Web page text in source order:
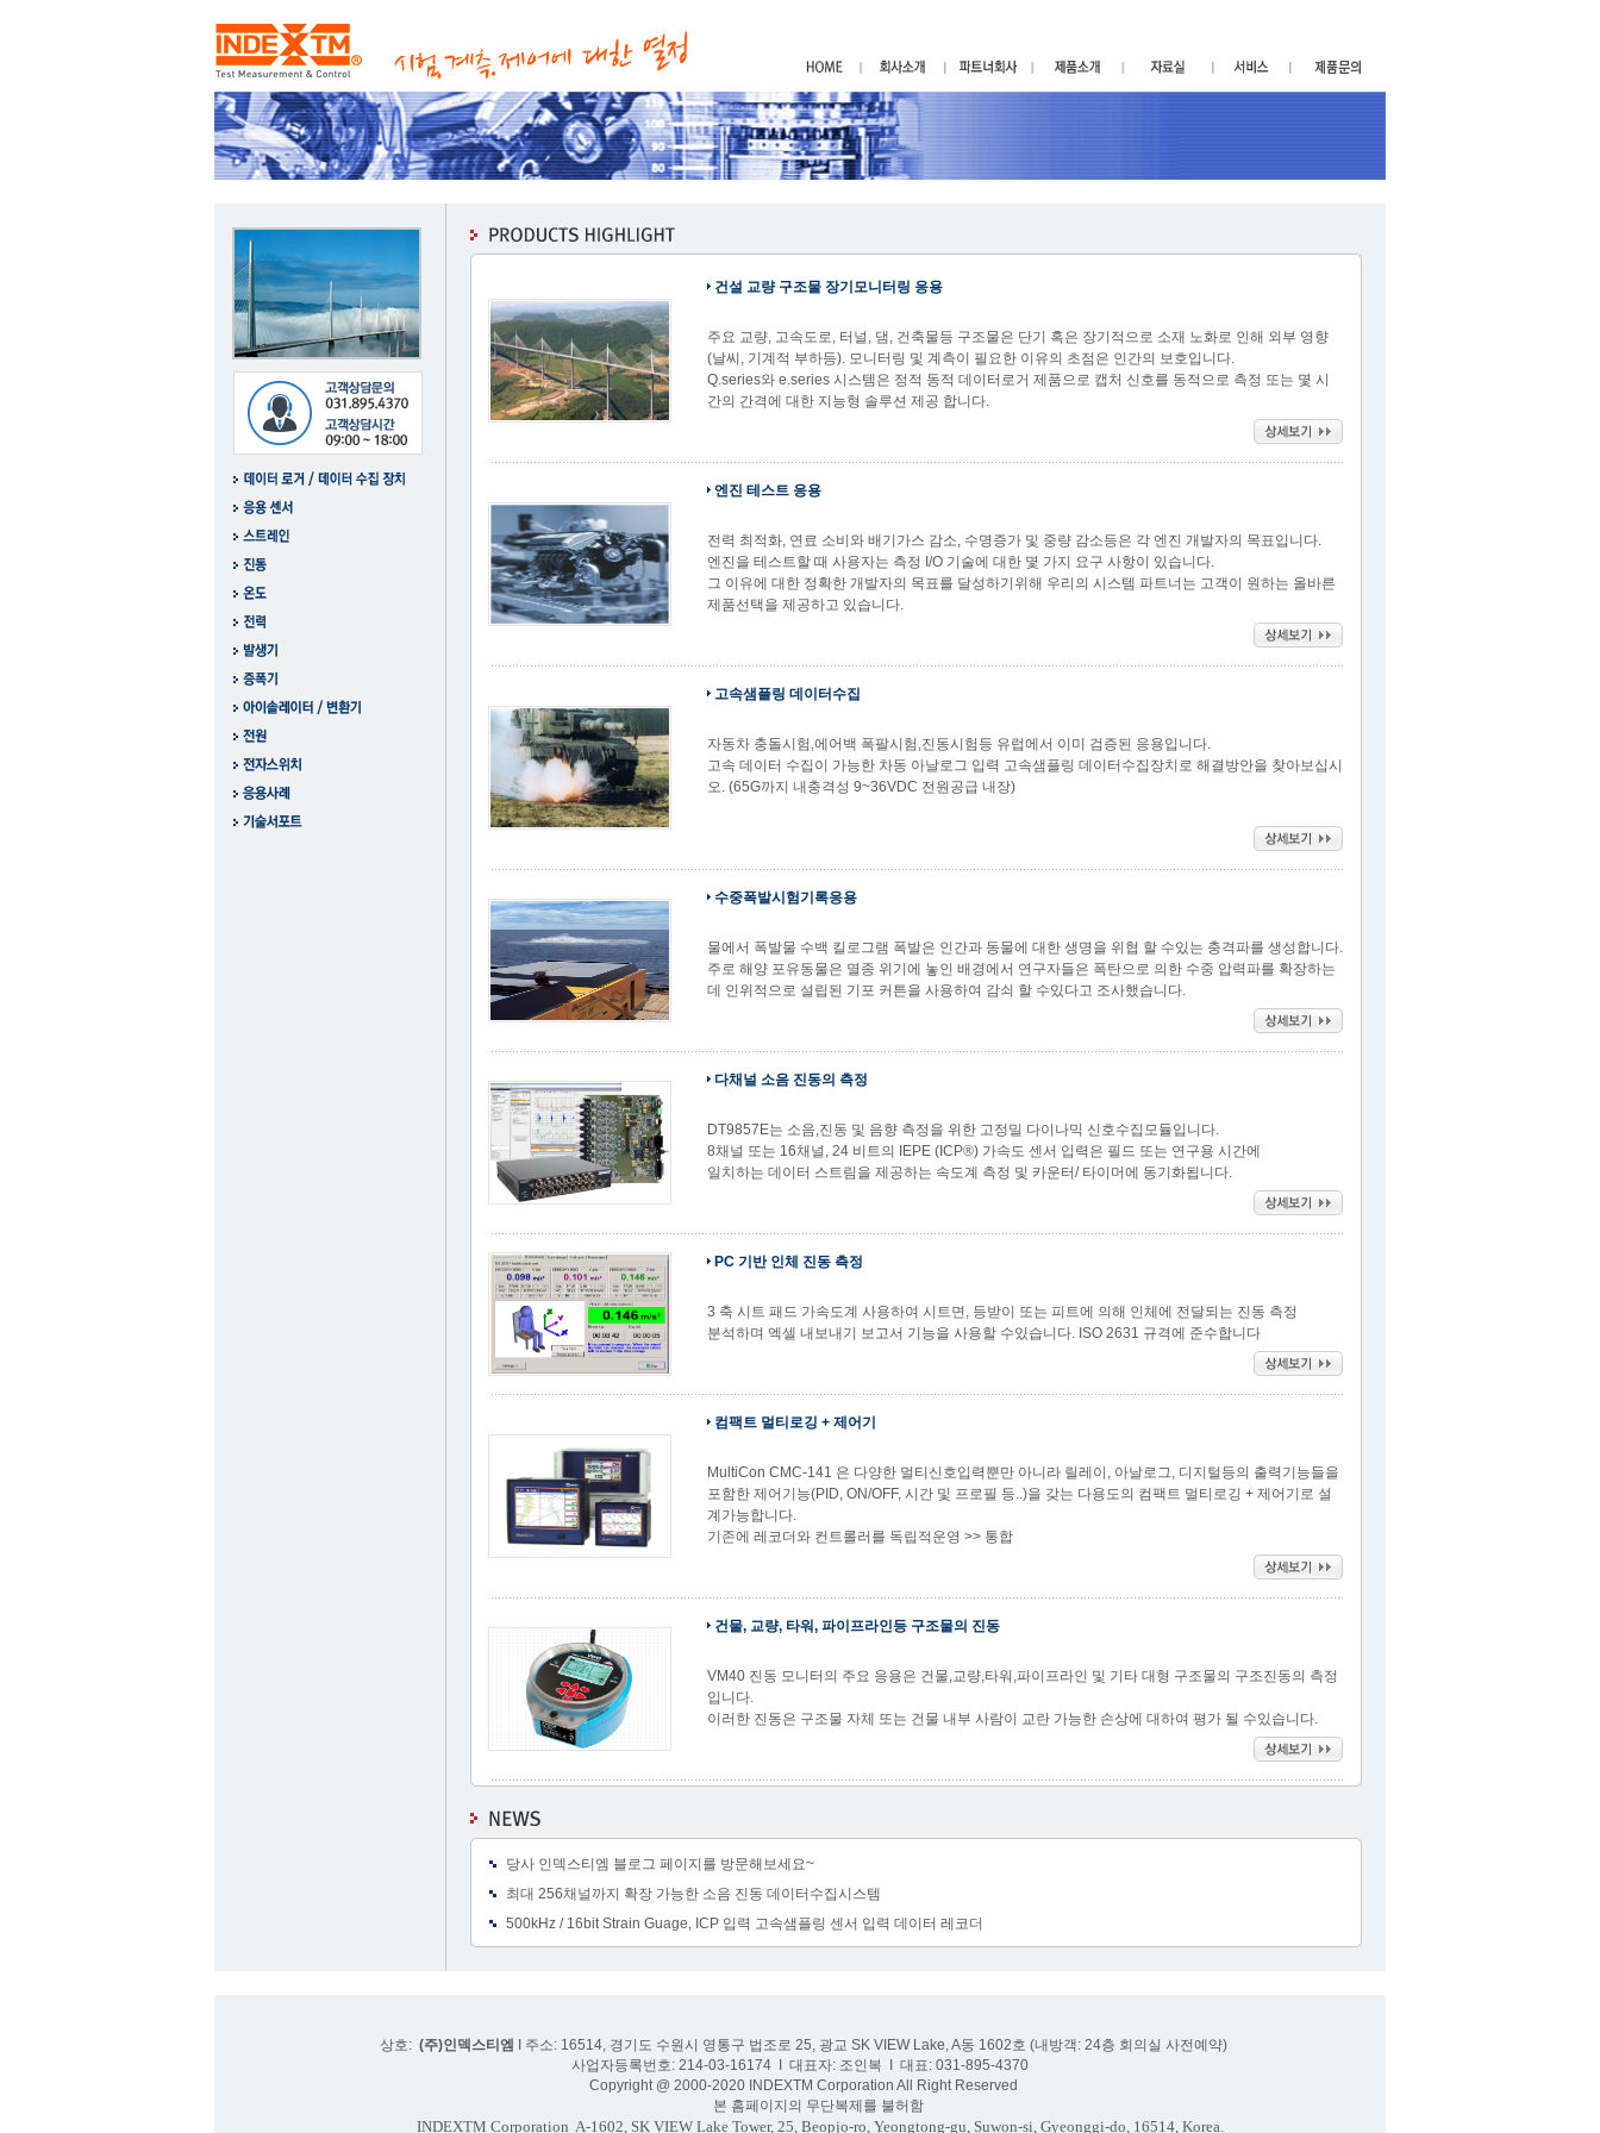
건설 교량 구조물 장기모니터링 응용
주요 교량, 고속도로, 터널, 댐, 건축물등 구조물은 단기 혹은 장기적으로 소재 노화로 인해 외부 영향
(날씨, 기계적 부하등). 모니터링 및 계측이 필요한 이유의 초점은 인간의 보호입니다.
Q.series와 e.series 시스템은 정적 동적 데이터로거 제품으로 캡처 신호를 동적으로 측정 또는 몇 시
간의 간격에 대한 지능형 솔루션 제공 합니다.
엔진 테스트 응용
전력 최적화, 연료 소비와 배기가스 감소, 수명증가 및 중량 감소등은 각 엔진 개발자의 목표입니다.
엔진을 테스트할 때 사용자는 측정 I/O 기술에 대한 몇 가지 요구 사항이 있습니다.
그 이유에 대한 정확한 개발자의 목표를 달성하기위해 우리의 시스템 파트너는 고객이 원하는 올바른
제품선택을 제공하고 있습니다.
고속샘플링 데이터수집
자동차 충돌시험,에어백 폭팔시험,진동시험등 유럽에서 이미 검증된 응용입니다.
고속 데이터 수집이 가능한 차동 아날로그 입력 고속샘플링 데이터수집장치로 해결방안을 찾아보십시
오. (65G까지 내충격성 9~36VDC 전원공급 내장)
수중폭발시험기록응용
물에서 폭발물 수백 킬로그램 폭발은 인간과 동물에 대한 생명을 위협 할 수있는 충격파를 생성합니다.
주로 해양 포유동물은 멸종 위기에 놓인 배경에서 연구자들은 폭탄으로 의한 수중 압력파를 확장하는
데 인위적으로 설립된 기포 커튼을 사용하여 감쇠 할 수있다고 조사했습니다.
다채널 소음 진동의 측정
DT9857E는 소음,진동 및 음향 측정을 위한 고정밀 다이나믹 신호수집모듈입니다.
8채널 또는 16채널, 24 비트의 IEPE (ICP®) 가속도 센서 입력은 필드 또는 연구용 시간에
일치하는 데이터 스트림을 제공하는 속도계 측정 및 카운터/ 타이머에 동기화됩니다.
PC 기반 인체 진동 측정
3 축 시트 패드 가속도계 사용하여 시트면, 등받이 또는 피트에 의해 인체에 전달되는 진동 측정
분석하며 엑셀 내보내기 보고서 기능을 사용할 수있습니다. ISO 2631 규격에 준수합니다
컴팩트 멀티로깅 + 제어기
MultiCon CMC‑141 은 다양한 멀티신호입력뿐만 아니라 릴레이, 아날로그, 디지털등의 출력기능들을
포함한 제어기능(PID, ON/OFF, 시간 및 프로필 등..)을 갖는 다용도의 컴팩트 멀티로깅 + 제어기로 설
계가능합니다.
기존에 레코더와 컨트롤러를 독립적운영 >> 통합
건물, 교량, 타워, 파이프라인등 구조물의 진동
VM40 진동 모니터의 주요 응용은 건물,교량,타워,파이프라인 및 기타 대형 구조물의 구조진동의 측정
입니다.
이러한 진동은 구조물 자체 또는 건물 내부 사람이 교란 가능한 손상에 대하여 평가 될 수있습니다.
당사 인덱스티엠 블로그 페이지를 방문해보세요~
최대 256채널까지 확장 가능한 소음 진동 데이터수집시스템
500kHz / 16bit Strain Guage, ICP 입력 고속샘플링 센서 입력 데이터 레코더
상호: (주)인덱스티엠
I 주소: 16514, 경기도 수원시 영통구 법조로 25, 광교 SK VIEW Lake, A동 1602호 (내방객: 24층 회의실 사전예약)
사업자등록번호: 214-03-16174 I 대표자: 조인복 I 대표: 031-895-4370
Copyright @ 2000-2020 INDEXTM Corporation All Right Reserved
본 홈페이지의 무단복제를 불허함
INDEXTM Corporation A-1602, SK VIEW Lake Tower, 25, Beopjo-ro, Yeongtong-gu, Suwon-si, Gyeonggi-do, 16514, Korea.